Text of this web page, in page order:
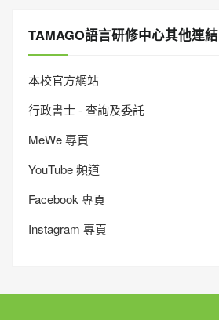
TAMAGO語言研修中心其他連結
本校官方網站
行政書士 - 查詢及委託
MeWe 專頁
YouTube 頻道
Facebook 專頁
Instagram 專頁